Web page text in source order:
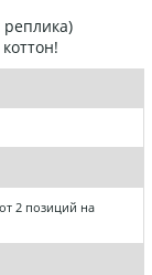
2 позиций на